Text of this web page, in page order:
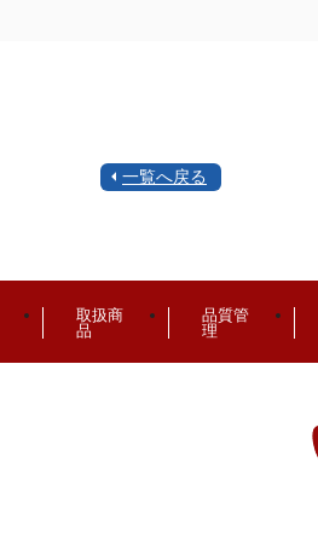
一覧へ戻る
取扱商
品
品質管
理